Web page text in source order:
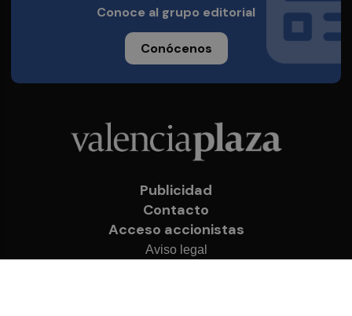
Conoce al grupo editorial
Conócenos
Publicidad
Contacto
Acceso accionistas
Aviso legal